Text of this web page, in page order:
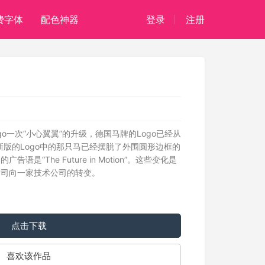
字体 配色神器 登录 注册
次“小心翼翼”的升级，德国马牌的Logo已经从
的Logo中的那只马已经摆脱了外围圆形边框的
广告语是“The Future in Motion”。这些变化是
向一家技术公司的转变。
点击下载
喜欢该作品